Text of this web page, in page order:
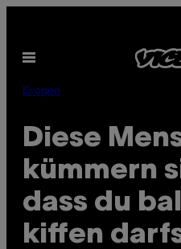
content
Open
Drogen
Diese
kümmern
dass du
kiffen